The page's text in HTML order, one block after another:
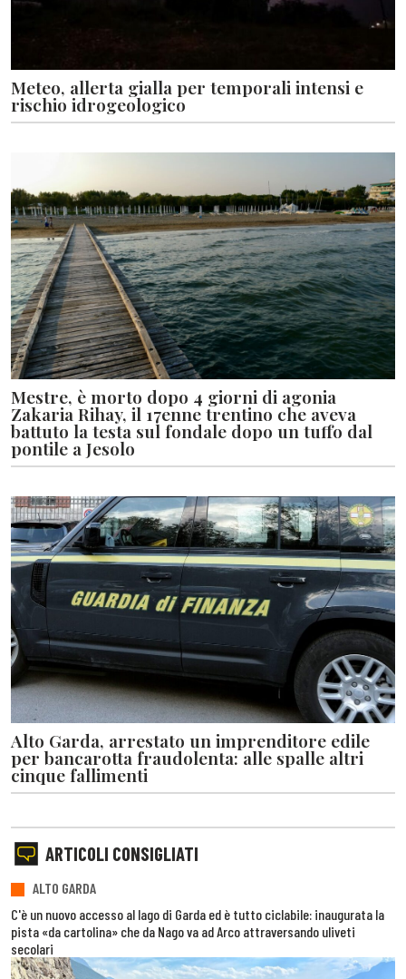
Meteo, allerta gialla per temporali intensi e
rischio idrogeologico
Mestre, è morto dopo 4 giorni di agonia
Zakaria Rihay, il 17enne trentino che aveva
battuto la testa sul fondale dopo un tuffo dal
pontile a Jesolo
Alto Garda, arrestato un imprenditore edile
per bancarotta fraudolenta: alle spalle altri
cinque fallimenti
ARTICOLI CONSIGLIATI
ALTO GARDA
C'è un nuovo accesso al lago di Garda ed è tutto ciclabile: inaugurata la
pista «da cartolina» che da Nago va ad Arco attraversando uliveti
secolari